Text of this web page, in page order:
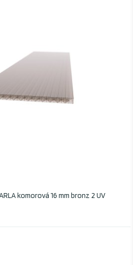
komorová 16 mm bronz 2 UV